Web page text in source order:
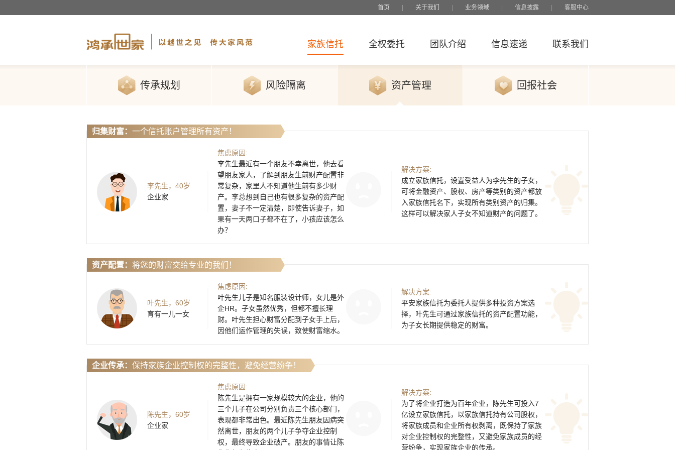
首页 关于我们 业务领域 信息披露 客服中心
家族信托 全权委托 团队介绍 信息速递 联系我们
传承规划 风险隔离 资产管理 回报社会
归集财富： 一个信托账户管理所有资产！
李先生，40岁
企业家
焦虑原因:
李先生最近有一个朋友不幸离世，他去看
望朋友家人，了解到朋友生前财产配置非
常复杂，家里人不知道他生前有多少财
产。李总想到自己也有很多复杂的资产配
置，妻子不一定清楚，即使告诉妻子，如
果有一天两口子都不在了，小孩应该怎么
办？
解决方案:
成立家族信托，设置受益人为李先生的子女，
可将金融资产、股权、房产等类别的资产都放
入家族信托名下，实现所有类别资产的归集。
这样可以解决家人子女不知道财产的问题了。
资产配置： 将您的财富交给专业的我们！
叶先生，60岁
育有一儿一女
焦虑原因:
叶先生儿子是知名服装设计师，女儿是外
企HR。子女虽然优秀，但都不擅长理
财。叶先生担心财富分配到子女手上后，
因他们运作管理的失误，致使财富缩水。
解决方案:
平安家族信托为委托人提供多种投资方案选
择，叶先生可通过家族信托的资产配置功能，
为子女长期提供稳定的财富。
企业传承： 保持家族企业控制权的完整性，避免经营纷争！
陈先生，60岁
企业家
焦虑原因:
陈先生是拥有一家规模较大的企业，他的
三个儿子在公司分别负责三个核心部门，
表现都非常出色。最近陈先生朋友因病突
然离世，朋友的两个儿子争夺企业控制
权，最终导致企业破产。朋友的事情让陈
解决方案:
为了将企业打造为百年企业，陈先生可投入7
亿设立家族信托，以家族信托持有公司股权，
将家族成员和企业所有权剥离，既保持了家族
对企业控制权的完整性，又避免家族成员的经
营纷争，实现家族企业的传承。